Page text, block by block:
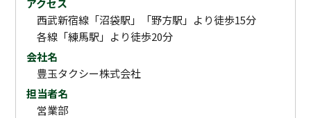
西武新宿線「沼袋駅」「野方駅」より徒歩15分
各線「練馬駅」より徒歩20分
会社名
豊玉タクシー株式会社
担当者名
営業部